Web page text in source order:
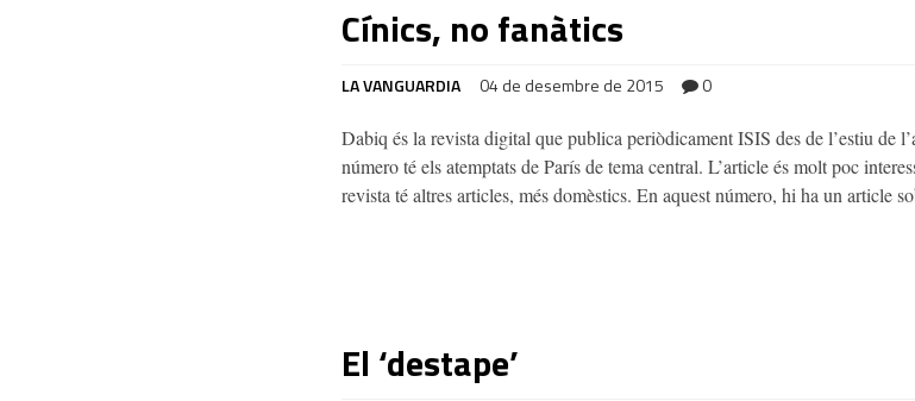
Cínics, no fanàtics
LA VANGUARDIA 04 de desembre de 2015 0
Dabiq és la revista digital que publica periòdicament ISIS des de l’estiu de
número té els atemptats de París de tema central. L’article és molt poc
revista té altres articles, més domèstics. En aquest número, hi ha un article
El ‘destape’